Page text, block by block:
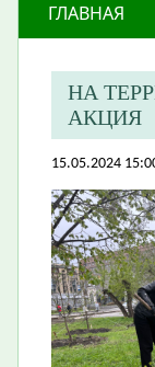
ГЛАВНАЯ
​НА
АКЦИЯ
15.05.2024